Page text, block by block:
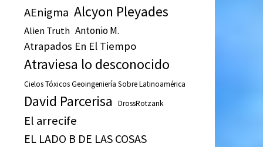
AEnigma Alcyon Pleyades
Alien Truth Antonio M.
Atrapados En El Tiempo
Atraviesa lo desconocido
Cielos Tóxicos Geoingeniería Sobre Latinoamérica
David Parcerisa DrossRotzank
El arrecife
EL LADO B DE LAS COSAS